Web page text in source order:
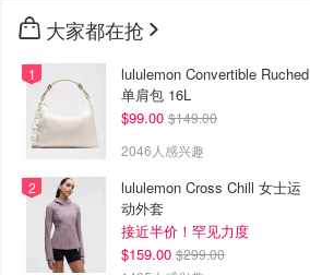
大家都在抢
lululemon Convertible Ruched
单肩包 16L
$99.00 $149.00
2046人感兴趣
lululemon Cross Chill 女士运
动外套
接近半价！罕见力度
$159.00 $299.00